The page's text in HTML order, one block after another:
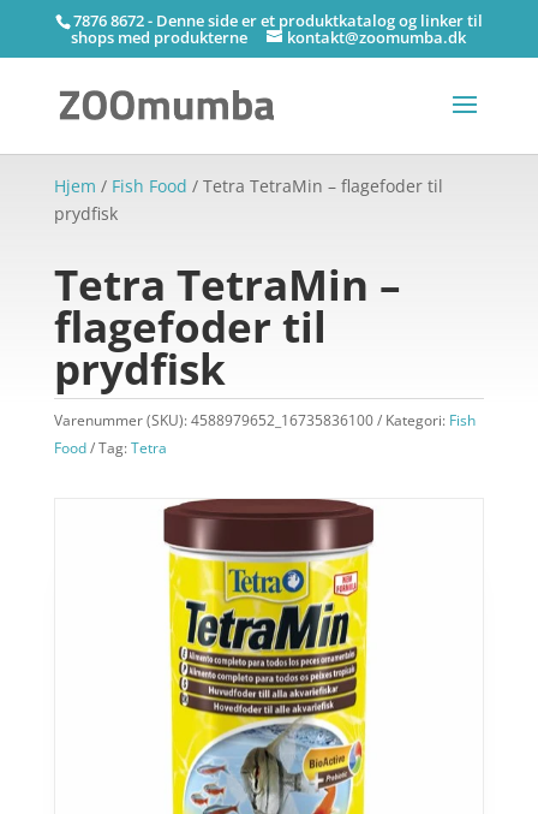
7876 8672 - Denne side er et produktkatalog og linker til
shops med produkterne kontakt@zoomumba.dk
Hjem / Fish Food / Tetra TetraMin – flagefoder til
prydfisk
Tetra TetraMin –
flagefoder til
prydfisk
Varenummer (SKU):4588979652_16735836100 Kategori: Fish
Food
Tag:Tetra